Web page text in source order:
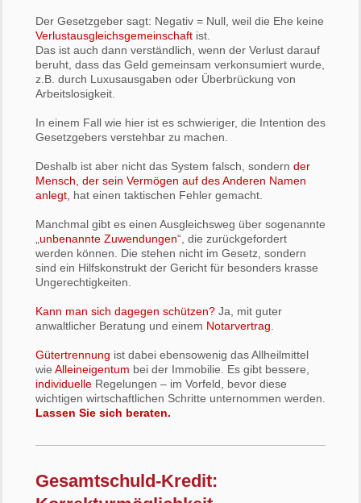
Der Gesetzgeber sagt: Negativ = Null, weil die Ehe keine
Verlustausgleichsgemeinschaft ist.
Das ist auch dann verständlich, wenn der Verlust darauf
beruht, dass das Geld gemeinsam verkonsumiert wurde,
z.B. durch Luxusausgaben oder Überbrückung von
Arbeitslosigkeit.
In einem Fall wie hier ist es schwieriger, die Intention des
Gesetzgebers verstehbar zu machen.
Deshalb ist aber nicht das System falsch, sondern der
Mensch, der sein Vermögen auf des Anderen Namen
anlegt, hat einen taktischen Fehler gemacht.
Manchmal gibt es einen Ausgleichsweg über sogenannte
unbenannte Zuwendungen“, die zurückgefordert
werden können. Die stehen nicht im Gesetz, sondern
sind ein Hilfskonstrukt der Gericht für besonders krasse
Ungerechtigkeiten.
Kann man sich dagegen schützen? Ja, mit guter
anwaltlicher Beratung und einem Notarvertrag
Gütertrennung ist dabei ebensowenig das Allheilmittel
wie Alleineigentum bei der Immobilie. Es gibt bessere,
individuelle Regelungen – im Vorfeld, bevor diese
wichtigen wirtschaftlichen Schritte unternommen werden.
Lassen Sie sich beraten.
Gesamtschuld-Kredit: